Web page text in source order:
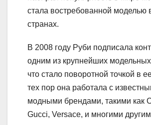
стала востребованной моделью
странах.
В 2008 году Руби подписала
одним из крупнейших модельных
что стало поворотной точкой в
тех пор она работала с
модными брендами, такими как
Gucci, Versace, и многими